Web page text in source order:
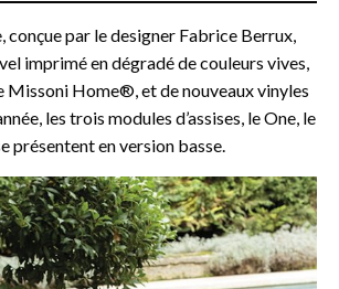
conçue par le designer Fabrice Berrux,
imprimé en dégradé de couleurs vives,
Missoni Home®, et de nouveaux vinyles
les trois modules d’assises, le One, le
présentent en version basse.